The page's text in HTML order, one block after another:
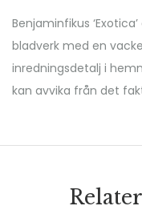
Benjaminfikus
bladverk med en
inredningsdetalj i
kan avvika från det